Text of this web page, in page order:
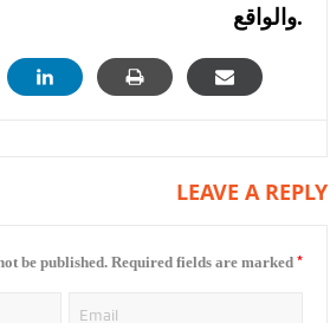
والواقع.
LEAVE A REPLY
be published. Required fields are marked *